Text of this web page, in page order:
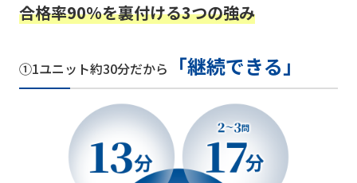
合格率90%を裏付ける3つの強み
①1ユニット約30分だから 「継続できる」